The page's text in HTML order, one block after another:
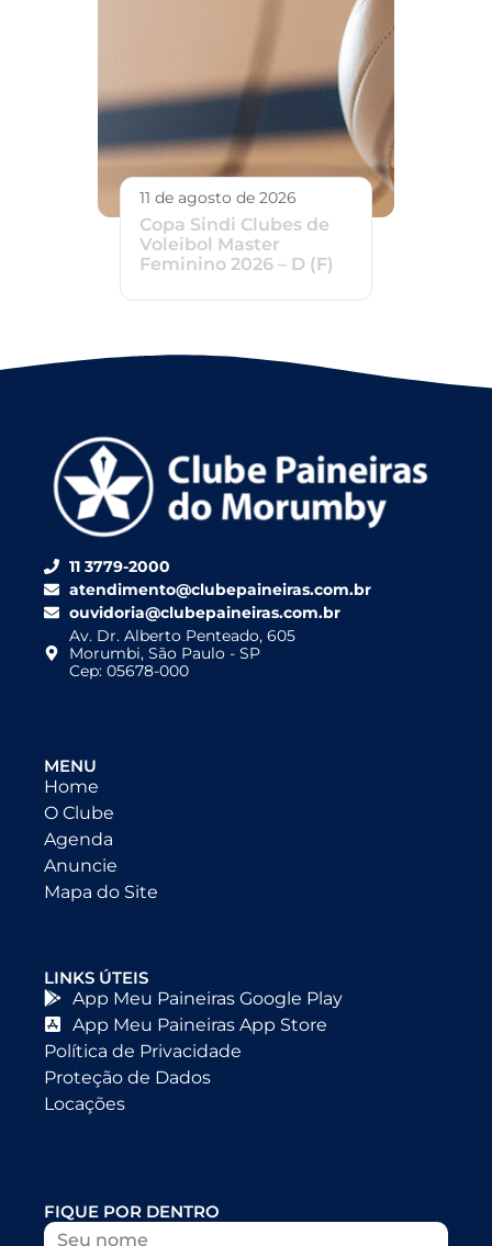
11 de agosto de 2026
Copa Sindi Clubes de
Voleibol Master
Feminino 2026 – D (F)
11 3779-2000
atendimento@clubepaineiras.com.br
ouvidoria@clubepaineiras.com.br
Av. Dr. Alberto Penteado, 605
Morumbi, São Paulo - SP
Cep: 05678-000
MENU
Home
O Clube
Agenda
Anuncie
Mapa do Site
LINKS ÚTEIS
App Meu Paineiras Google Play
App Meu Paineiras App Store
Política de Privacidade
Proteção de Dados
Locações
FIQUE POR DENTRO